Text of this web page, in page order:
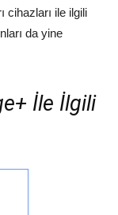
cihazları ile ilgili
da yine
İle İlgili